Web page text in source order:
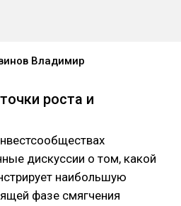
Владимир
роста и
дискуссии о том, какой
наибольшую
фазе смягчения